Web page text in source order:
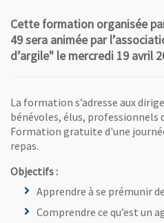
Cette formation organisée
49 sera animée par
d’argile" le mercredi 19 avril
La formation s’adresse aux
bénévoles, élus,
Formation gratuite d'une
repas.
Objectifs :
Apprendre à se prémunir
Comprendre ce qu’est un